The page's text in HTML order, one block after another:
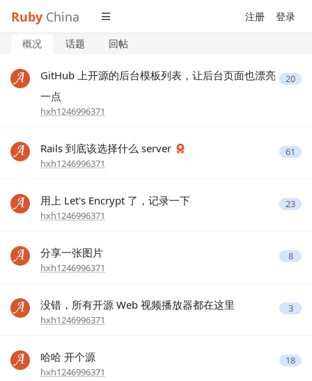
Ruby China 注册 登录
概况 话题 回帖
GitHub 上开源的后台模板列表，让后台页面也漂亮
一点
hxh1246996371
20
Rails 到底该选择什么 server
hxh1246996371
61
用上 Let's Encrypt 了，记录一下
hxh1246996371
23
分享一张图片
hxh1246996371
8
没错，所有开源 Web 视频播放器都在这里
hxh1246996371
3
哈哈 开个源
hxh1246996371
18